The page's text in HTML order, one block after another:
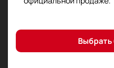
Где пройдет